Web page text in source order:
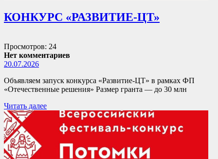
КОНКУРС «РАЗВИТИЕ-ЦТ»
Просмотров: 24
Нет комментариев
20.07.2026
Объявляем запуск конкурса «Развитие-ЦТ» в рамках ФП
«Отечественные решения» Размер гранта — до 30 млн
Читать далее